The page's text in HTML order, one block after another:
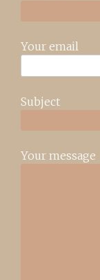
Your email
Subject
Your message